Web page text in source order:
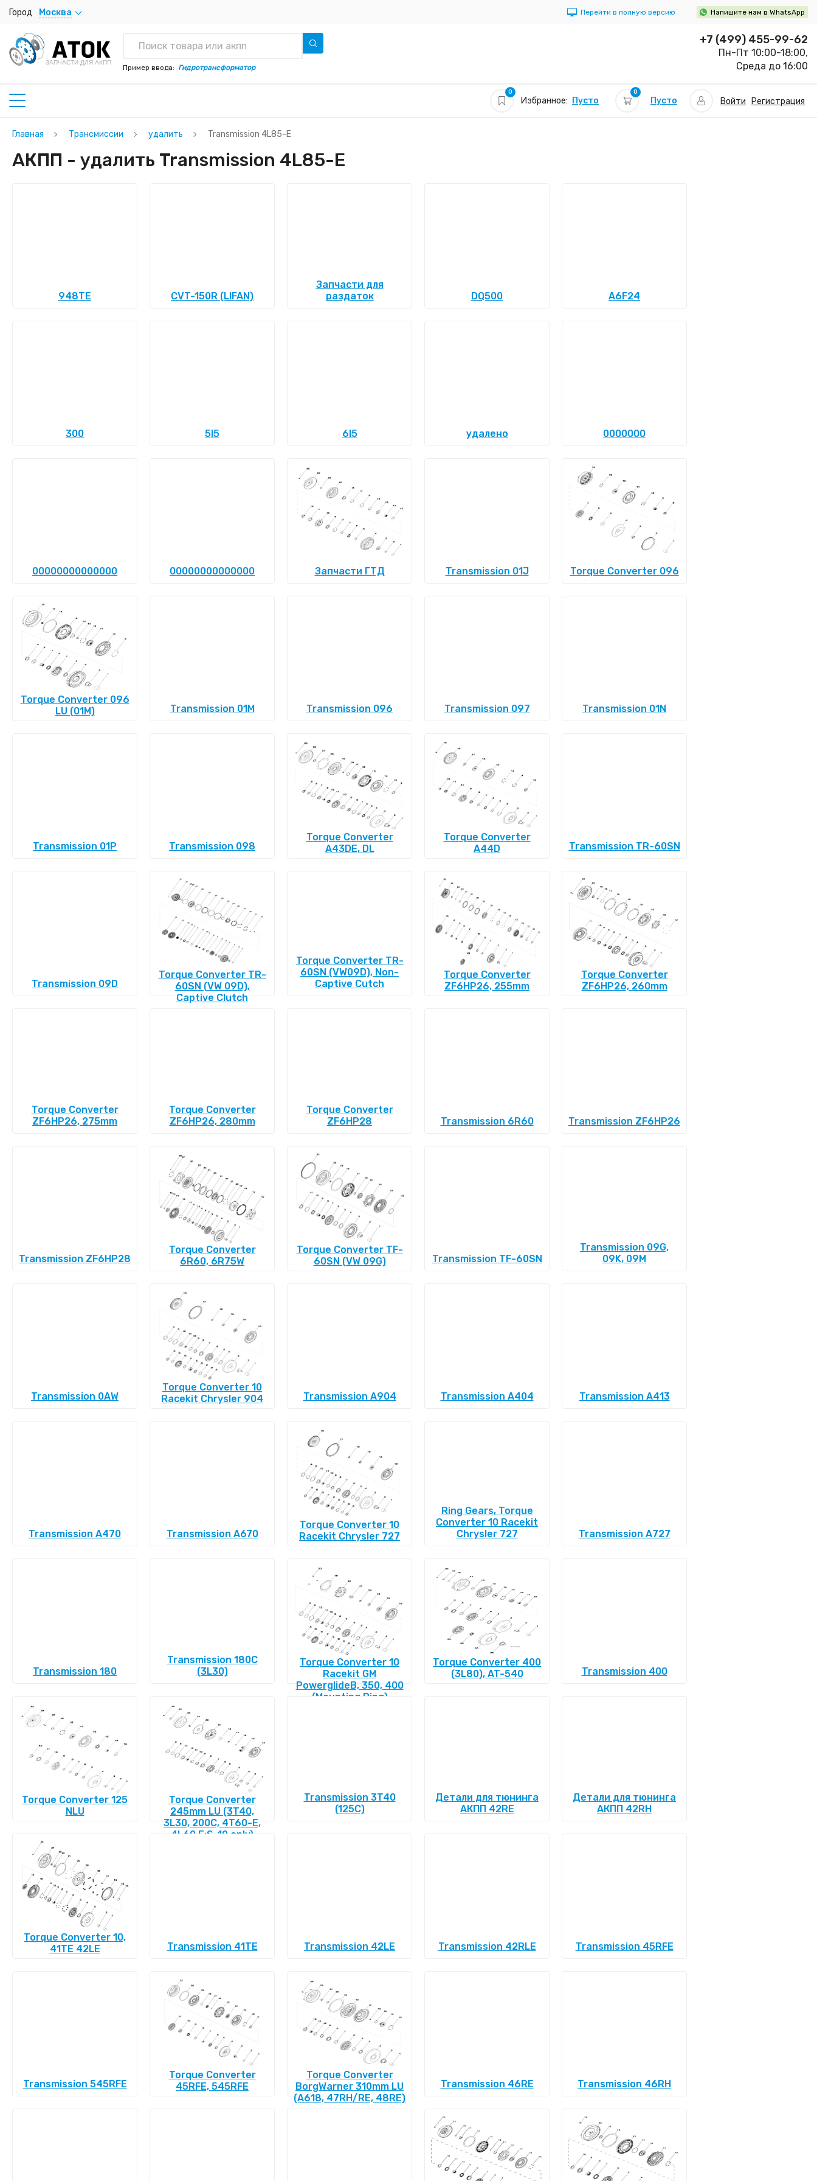
Город Москва Перейти в полную версию Напишите нам в WhatsApp
ЗАПЧАСТИ ДЛЯ АКПП
Пример ввода: Гидротрансформатор
+7 (499) 455-99-62
Пн-Пт 10:00-18:00,
Среда до 16:00
0
Избранное: Пусто
0
Пусто Войти Регистрация
Главная Трансмиссии удалить Transmission 4L85-E
АКПП - удалить Transmission 4L85-E
948TE CVT-150R (LIFAN)
Запчасти для
раздаток
DQ500 A6F24
300 5l5 6l5 удалено 0000000
00000000000000 00000000000000 Запчасти ГТД Transmission 01J Torque Converter 096
Torque Converter 096
LU (01M)
Transmission 01M Transmission 096 Transmission 097 Transmission 01N
Transmission 01P Transmission 098
Torque Converter
A43DE, DL
Torque Converter
A44D
Transmission TR-60SN
Transmission 09D
Torque Converter TR-
60SN (VW 09D),
Captive Clutch
Torque Converter TR-
60SN (VW09D), Non-
Captive Cutch
Torque Converter
ZF6HP26, 255mm
Torque Converter
ZF6HP26, 260mm
Torque Converter
ZF6HP26, 275mm
Torque Converter
ZF6HP26, 280mm
Torque Converter
ZF6HP28
Transmission 6R60 Transmission ZF6HP26
Transmission ZF6HP28
Torque Converter
6R60, 6R75W
Torque Converter TF-
60SN (VW 09G)
Transmission TF-60SN
Transmission 09G,
09K, 09M
Transmission 0AW
Torque Converter 10
Racekit Chrysler 904
Transmission A904 Transmission A404 Transmission A413
Transmission A470 Transmission A670
Torque Converter 10
Racekit Chrysler 727
Ring Gears, Torque
Converter 10 Racekit
Chrysler 727
Transmission A727
Transmission 180
Transmission 180C
(3L30)
Torque Converter 10
Racekit GM
PowerglideВ, 350, 400
(Mounting Ring)
Torque Converter 400
(3L80), AT-540
Transmission 400
Torque Converter 125
NLU
Torque Converter
245mm LU (3T40,
3L30, 200C, 4T60-E,
4L60 E:S-10 only)
Transmission 3T40
(125C)
Детали для тюнинга
АКПП 42RE
Детали для тюнинга
АКПП 42RH
Torque Converter 10,
41TE 42LE
Transmission 41TE Transmission 42LE Transmission 42RLE Transmission 45RFE
Transmission 545RFE
Torque Converter
45RFE, 545RFE
Torque Converter
BorgWarner 310mm LU
(A618, 47RH/RE, 48RE)
Transmission 46RE Transmission 46RH